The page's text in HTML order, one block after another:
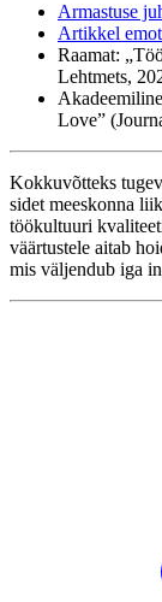
Armastuse
Artikkel
Raamat:
Lehtmets,
Love”
Kokkuvõtteks
sidet meeskonna
töökultuuri
väärtustele aitab
mis väljendub iga